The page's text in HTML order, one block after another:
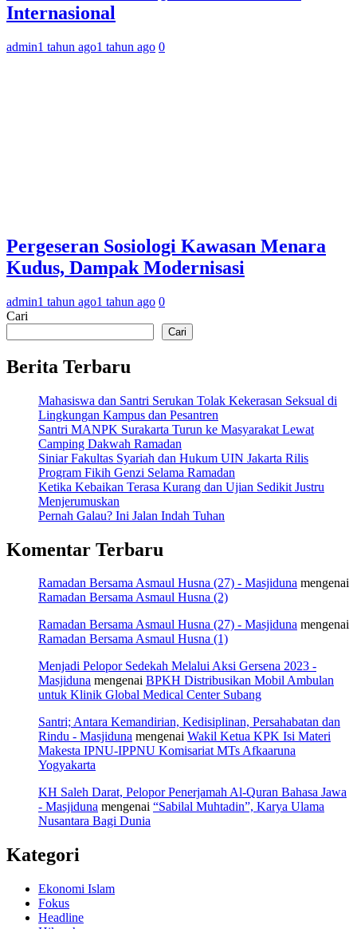
Internasional
admin1 tahun ago1 tahun ago 0
Pergeseran Sosiologi Kawasan Menara
Kudus, Dampak Modernisasi
admin1 tahun ago1 tahun ago 0
Cari
Cari
Berita Terbaru
Mahasiswa dan Santri Serukan Tolak Kekerasan Seksual di
Lingkungan Kampus dan Pesantren
Santri MANPK Surakarta Turun ke Masyarakat Lewat
Camping Dakwah Ramadan
Siniar Fakultas Syariah dan Hukum UIN Jakarta Rilis
Program Fikih Genzi Selama Ramadan
Ketika Kebaikan Terasa Kurang dan Ujian Sedikit Justru
Menjerumuskan
Pernah Galau? Ini Jalan Indah Tuhan
Komentar Terbaru
Ramadan Bersama Asmaul Husna (27) - Masjiduna mengenai
Ramadan Bersama Asmaul Husna (2)
Ramadan Bersama Asmaul Husna (27) - Masjiduna mengenai
Ramadan Bersama Asmaul Husna (1)
Menjadi Pelopor Sedekah Melalui Aksi Gersena 2023 -
Masjiduna mengenai BPKH Distribusikan Mobil Ambulan
untuk Klinik Global Medical Center Subang
Santri; Antara Kemandirian, Kedisiplinan, Persahabatan dan
Rindu - Masjiduna mengenai Wakil Ketua KPK Isi Materi
Makesta IPNU-IPPNU Komisariat MTs Afkaaruna
Yogyakarta
KH Saleh Darat, Pelopor Penerjamah Al-Quran Bahasa Jawa
- Masjiduna mengenai “Sabilal Muhtadin”, Karya Ulama
Nusantara Bagi Dunia
Kategori
Ekonomi Islam
Fokus
Headline